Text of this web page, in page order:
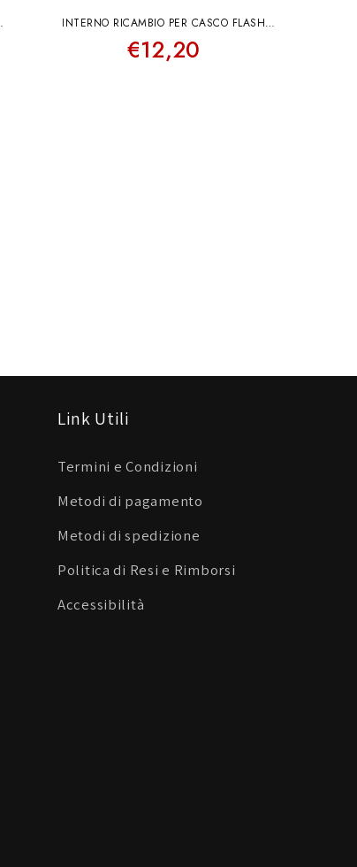
INTERNO RICAMBIO PER CASCO FLASH
TAGLIA S-56
€12,20
Link Utili
Termini e Condizioni
Metodi di pagamento
Metodi di spedizione
Politica di Resi e Rimborsi
Accessibilità